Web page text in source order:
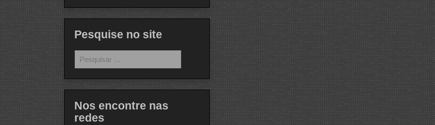
Pesquise no site
por:
Nos encontre nas
redes